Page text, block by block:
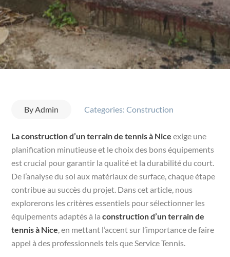
ByAdmin Categories:Construction
La construction d’un terrain de tennis à Nice exige une
planification minutieuse et le choix des bons équipements
est crucial pour garantir la qualité et la durabilité du court.
De l’analyse du sol aux matériaux de surface, chaque étape
contribue au succès du projet. Dans cet article, nous
explorerons les critères essentiels pour sélectionner les
équipements adaptés à laconstruction d’un terrain de
tennis à Nice, en mettant l’accent sur l’importance de faire
appel à des professionnels tels que Service Tennis.